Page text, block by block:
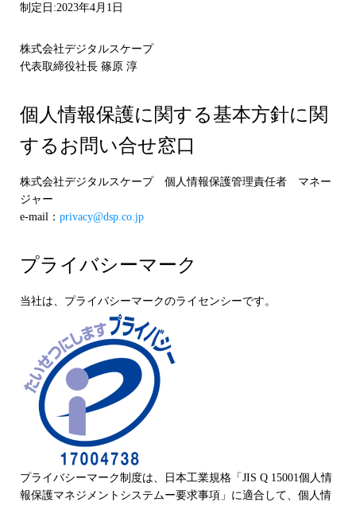
制定日:2023年4月1日
株式会社デジタルスケープ
代表取締役社長 篠原 淳
個人情報保護に関する基本方針に関
するお問い合せ窓口
株式会社デジタルスケープ 個人情報保護管理責任者 マネー
ジャー
e-mail： privacy@dsp.co.jp
プライバシーマーク
当社は、プライバシーマークのライセンシーです。
プライバシーマーク制度は、日本工業規格「JIS Q 15001個人情
報保護マネジメントシステムー要求事項」に適合して、個人情